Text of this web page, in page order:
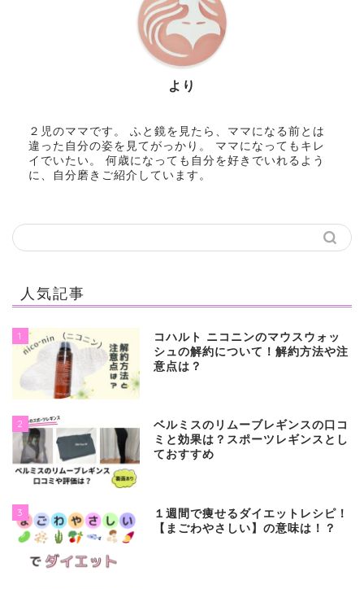
より
２児のママです。 ふと鏡を見たら、ママになる前とは
違った自分の姿を見てがっかり。 ママになってもキレ
イでいたい。 何歳になっても自分を好きでいれるよう
に、自分磨きご紹介しています。
人気記事
1
コハルト ニコニンのマウスウォッ
シュの解約について！解約方法や注
意点は？
2
ベルミスのリムーブレギンスの口コ
ミと効果は？スポーツレギンスとし
ておすすめ
3
１週間で痩せるダイエットレシピ！
【まごわやさしい】の意味は！？